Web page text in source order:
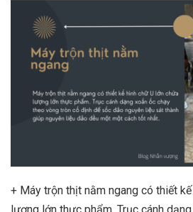
+ Máy trộn thịt nằm ngang có thiết